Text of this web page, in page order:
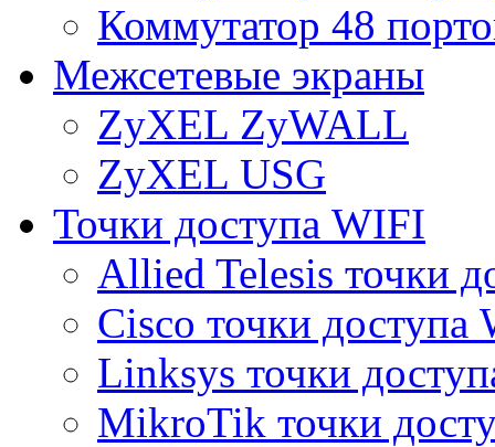
Коммутатор 48
Межсетевые экраны
ZyXEL ZyWALL
ZyXEL USG
Точки доступа WIFI
Allied Telesis точки
Cisco точки доступа
Linksys точки
MikroTik точки